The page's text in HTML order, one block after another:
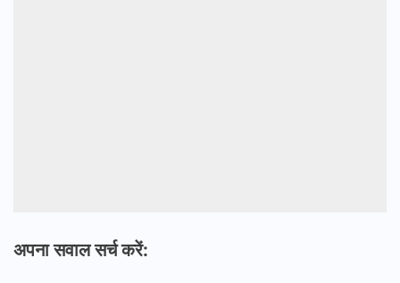
अपना सवाल सर्च करें: